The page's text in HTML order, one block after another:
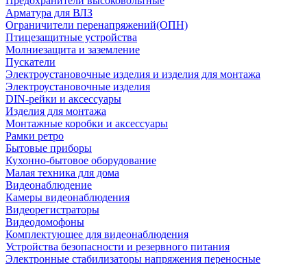
Арматура для ВЛЗ
Ограничители перенапряжений(ОПН)
Птицезащитные устройства
Молниезащита и заземление
Пускатели
Электроустановочные изделия и изделия для монтажа
Электроустановочные изделия
DIN-рейки и аксессуары
Изделия для монтажа
Монтажные коробки и аксессуары
Рамки ретро
Бытовые приборы
Кухонно-бытовое оборудование
Малая техника для дома
Видеонаблюдение
Камеры видеонаблюдения
Видеорегистраторы
Видеодомофоны
Комплектующее для видеонаблюдения
Устройства безопасности и резервного питания
Электронные стабилизаторы напряжения переносные